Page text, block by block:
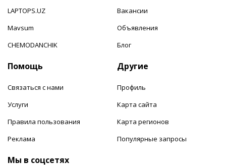
LAPTOPS.UZ
Mavsum
CHEMODANCHIK
Вакансии
Объявления
Блог
Помощь
Связаться с нами
Услуги
Правила пользования
Реклама
Другие
Профиль
Карта сайта
Карта регионов
Популярные запросы
Мы в соцсетях